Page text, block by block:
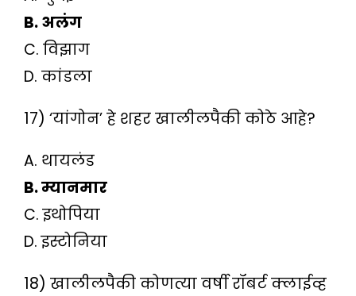
B. अलंग
C. विझाग
D. कांडला
17) ‘यांगोन’ हे शहर खालीलपैकी कोठे आहे?
A. थायलंड
B. म्यानमार
C. इथोपिया
D. इस्टोनिया
18) खालीलपैकी कोणत्या वर्षी रॉबर्ट क्लाईव्ह